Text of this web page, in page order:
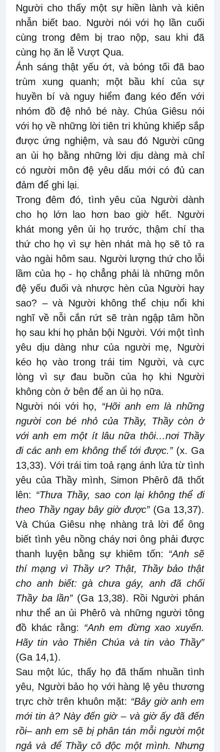
Người cho thấy một sự hiền lành và kiên
nhẫn biết bao. Người nói với họ lần cuối
cùng trong đêm bị trao nộp, sau khi đã
cùng họ ăn lễ Vượt Qua.
Ánh sáng thật yếu ớt, và bóng tối đã bao
trùm xung quanh; một bầu khí của sự
huyền bí và nguy hiểm đang kéo đến với
nhóm đồ đệ nhỏ bé này. Chúa Giêsu nói
với họ về những lời tiên tri khủng khiếp sắp
được ứng nghiệm, và sau đó Người cũng
an ủi họ bằng những lời dịu dàng mà chỉ
có người môn đệ yêu dấu mới có đủ can
đảm để ghi lại.
Trong đêm đó, tình yêu của Người dành
cho họ lớn lao hơn bao giờ hết. Người
khát mong yên ủi họ trước, thậm chí tha
thứ cho họ vì sự hèn nhát mà họ sẽ tỏ ra
vào ngài hôm sau. Người lượng thứ cho lỗi
lầm của họ - họ chẳng phải là những môn
đệ yếu đuối và nhược hèn của Người hay
sao? – và Người không thể chịu nổi khi
nghĩ về nỗi cắn rứt sẽ tràn ngập tâm hồn
họ sau khi họ phản bội Người. Với một tình
yêu dịu dàng như của người mẹ, Người
kéo họ vào trong trái tim Người, và cực
lòng vì sự đau buồn của họ khi Người
không còn ở bên để an ủi họ nữa.
Người nói với họ, “Hỡi anh em là những
người con bé nhỏ của Thầy, Thầy còn ở
với anh em một ít lâu nữa thôi…nơi Thầy
đi các anh em không thể tới được.”(x. Ga
13,33). Với trái tim toả rạng ánh lửa từ tình
yêu của Thầy mình, Simon Phêrô đã thốt
lên: “Thưa Thầy, sao con lại không thể đi
theo Thầy ngay bây giờ được” (Ga 13,37).
Và Chúa Giêsu nhẹ nhàng trả lời để ông
biết tình yêu nồng cháy nơi ông phải được
thanh luyện bằng sự khiêm tốn: “Anh sẽ
thí mạng vì Thầy ư? Thật, Thầy bảo thật
cho anh biết: gà chưa gáy, anh đã chối
Thầy ba lần” (Ga 13,38). Rồi Người phán
như thể an ủi Phêrô và những người tông
đồ khác rằng: “Anh em đừng xao xuyến.
Hãy tin vào Thiên Chúa và tin vào Thầy”
(Ga 14,1).
Sau một lúc, thấy họ đã thấm nhuần tình
yêu, Người bảo họ với hàng lệ yêu thương
trực chờ trên khuôn mặt: “Bây giờ anh em
mới tin à? Này đến giờ – và giờ ấy đã đến
rồi– anh em sẽ bị phân tán mỗi người một
ngả và để Thầy cô độc một mình. Nhưng